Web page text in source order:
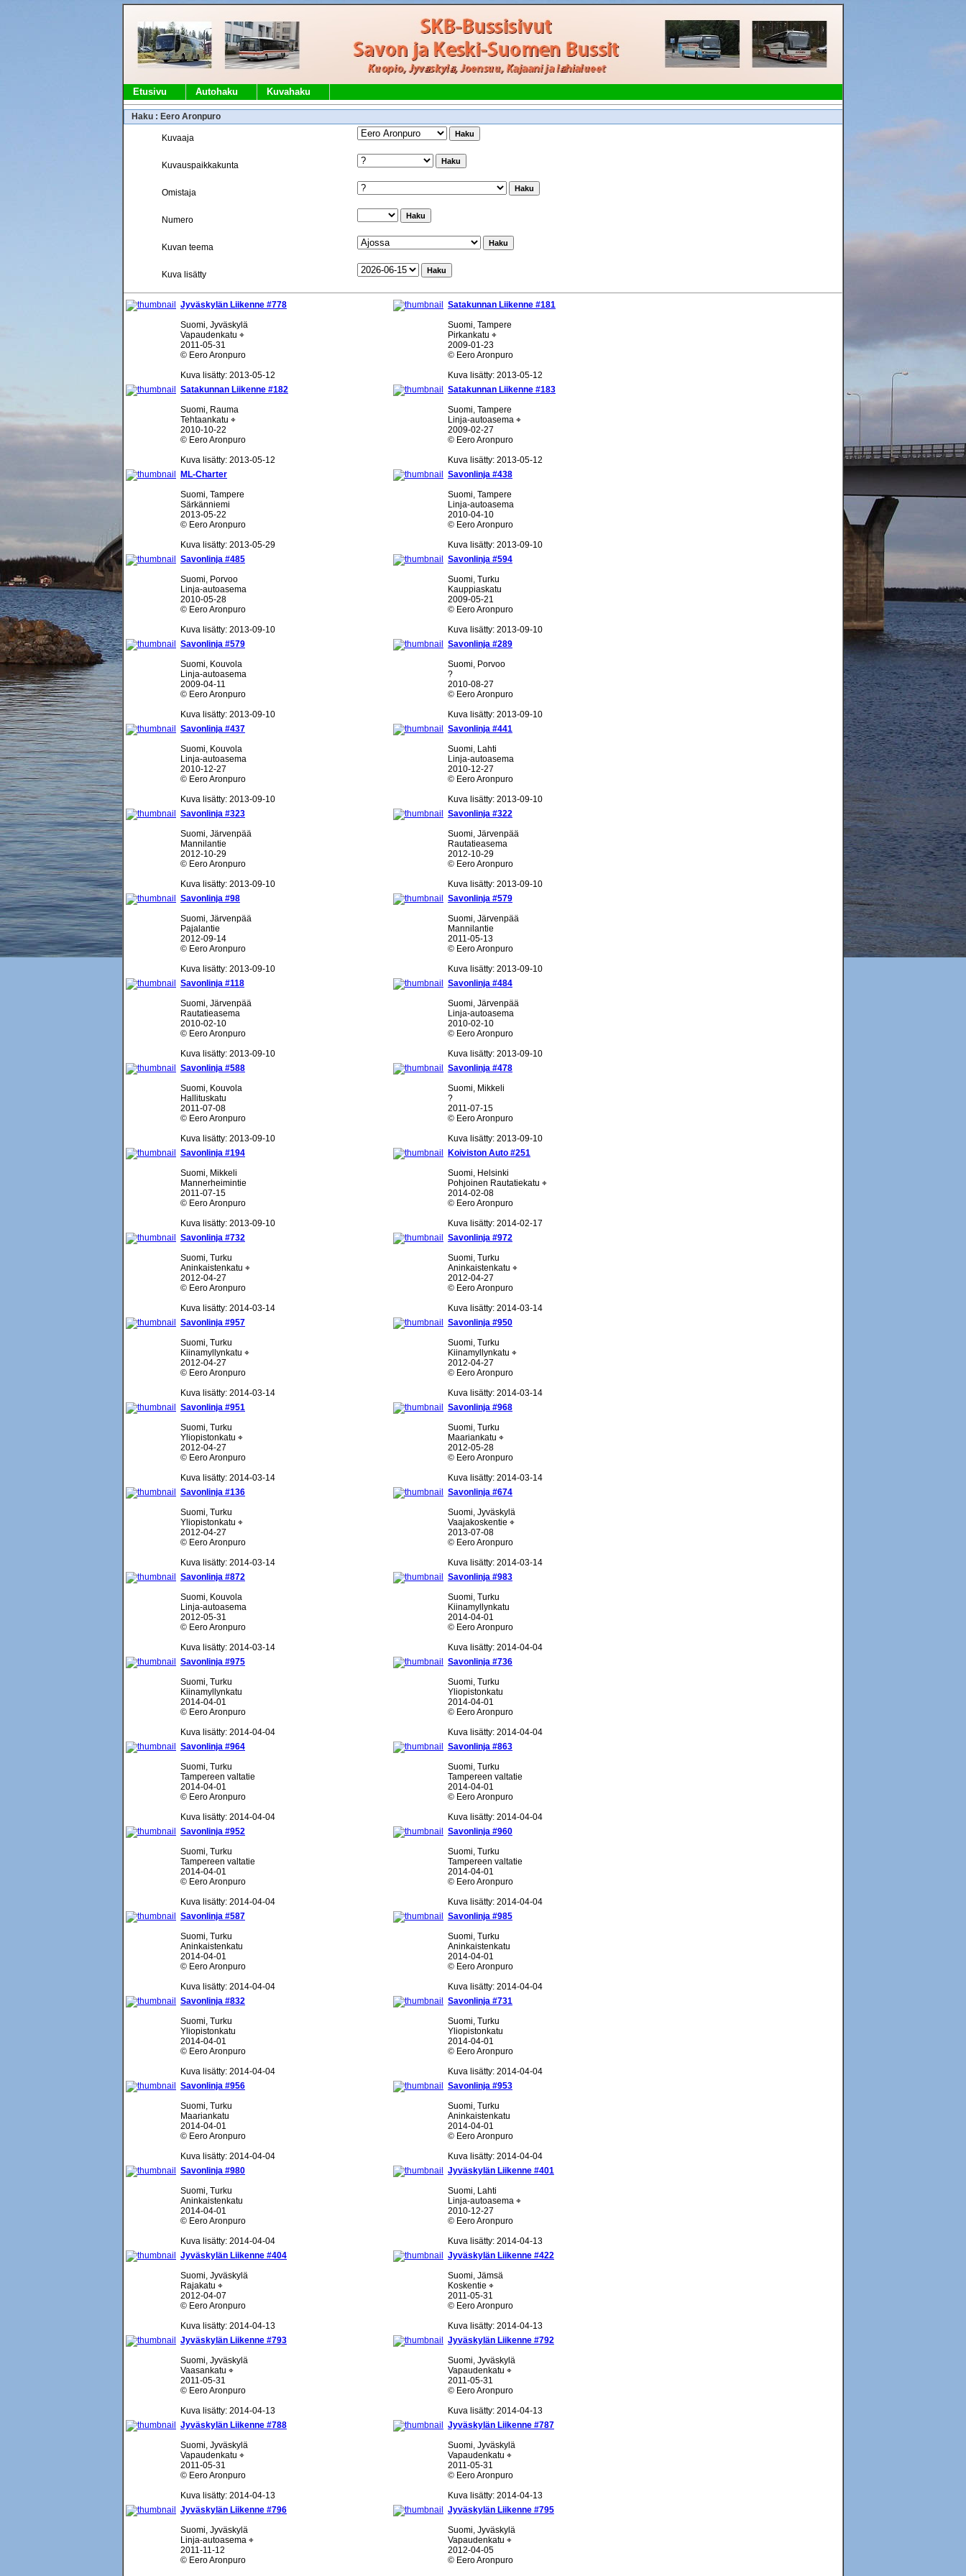
Etusivu Autohaku Kuvahaku
Haku : Eero Aronpuro
Kuvaaja
Kuvauspaikkakunta
Omistaja
Numero
Kuvan teema
Kuva lisätty
Jyväskylän Liikenne #778
Suomi, Jyväskylä
Vapaudenkatu ⌖
2011-05-31
© Eero Aronpuro
Kuva lisätty: 2013-05-12
Satakunnan Liikenne #181
Suomi, Tampere
Pirkankatu ⌖
2009-01-23
© Eero Aronpuro
Kuva lisätty: 2013-05-12
Satakunnan Liikenne #182
Suomi, Rauma
Tehtaankatu ⌖
2010-10-22
© Eero Aronpuro
Kuva lisätty: 2013-05-12
Satakunnan Liikenne #183
Suomi, Tampere
Linja-autoasema ⌖
2009-02-27
© Eero Aronpuro
Kuva lisätty: 2013-05-12
ML-Charter
Suomi, Tampere
Särkänniemi
2013-05-22
© Eero Aronpuro
Kuva lisätty: 2013-05-29
Savonlinja #438
Suomi, Tampere
Linja-autoasema
2010-04-10
© Eero Aronpuro
Kuva lisätty: 2013-09-10
Savonlinja #485
Suomi, Porvoo
Linja-autoasema
2010-05-28
© Eero Aronpuro
Kuva lisätty: 2013-09-10
Savonlinja #594
Suomi, Turku
Kauppiaskatu
2009-05-21
© Eero Aronpuro
Kuva lisätty: 2013-09-10
Savonlinja #579
Suomi, Kouvola
Linja-autoasema
2009-04-11
© Eero Aronpuro
Kuva lisätty: 2013-09-10
Savonlinja #289
Suomi, Porvoo
?
2010-08-27
© Eero Aronpuro
Kuva lisätty: 2013-09-10
Savonlinja #437
Suomi, Kouvola
Linja-autoasema
2010-12-27
© Eero Aronpuro
Kuva lisätty: 2013-09-10
Savonlinja #441
Suomi, Lahti
Linja-autoasema
2010-12-27
© Eero Aronpuro
Kuva lisätty: 2013-09-10
Savonlinja #323
Suomi, Järvenpää
Mannilantie
2012-10-29
© Eero Aronpuro
Kuva lisätty: 2013-09-10
Savonlinja #322
Suomi, Järvenpää
Rautatieasema
2012-10-29
© Eero Aronpuro
Kuva lisätty: 2013-09-10
Savonlinja #98
Suomi, Järvenpää
Pajalantie
2012-09-14
© Eero Aronpuro
Kuva lisätty: 2013-09-10
Savonlinja #579
Suomi, Järvenpää
Mannilantie
2011-05-13
© Eero Aronpuro
Kuva lisätty: 2013-09-10
Savonlinja #118
Suomi, Järvenpää
Rautatieasema
2010-02-10
© Eero Aronpuro
Kuva lisätty: 2013-09-10
Savonlinja #484
Suomi, Järvenpää
Linja-autoasema
2010-02-10
© Eero Aronpuro
Kuva lisätty: 2013-09-10
Savonlinja #588
Suomi, Kouvola
Hallituskatu
2011-07-08
© Eero Aronpuro
Kuva lisätty: 2013-09-10
Savonlinja #478
Suomi, Mikkeli
?
2011-07-15
© Eero Aronpuro
Kuva lisätty: 2013-09-10
Savonlinja #194
Suomi, Mikkeli
Mannerheimintie
2011-07-15
© Eero Aronpuro
Kuva lisätty: 2013-09-10
Koiviston Auto #251
Suomi, Helsinki
Pohjoinen Rautatiekatu ⌖
2014-02-08
© Eero Aronpuro
Kuva lisätty: 2014-02-17
Savonlinja #732
Suomi, Turku
Aninkaistenkatu ⌖
2012-04-27
© Eero Aronpuro
Kuva lisätty: 2014-03-14
Savonlinja #972
Suomi, Turku
Aninkaistenkatu ⌖
2012-04-27
© Eero Aronpuro
Kuva lisätty: 2014-03-14
Savonlinja #957
Suomi, Turku
Kiinamyllynkatu ⌖
2012-04-27
© Eero Aronpuro
Kuva lisätty: 2014-03-14
Savonlinja #950
Suomi, Turku
Kiinamyllynkatu ⌖
2012-04-27
© Eero Aronpuro
Kuva lisätty: 2014-03-14
Savonlinja #951
Suomi, Turku
Yliopistonkatu ⌖
2012-04-27
© Eero Aronpuro
Kuva lisätty: 2014-03-14
Savonlinja #968
Suomi, Turku
Maariankatu ⌖
2012-05-28
© Eero Aronpuro
Kuva lisätty: 2014-03-14
Savonlinja #136
Suomi, Turku
Yliopistonkatu ⌖
2012-04-27
© Eero Aronpuro
Kuva lisätty: 2014-03-14
Savonlinja #674
Suomi, Jyväskylä
Vaajakoskentie ⌖
2013-07-08
© Eero Aronpuro
Kuva lisätty: 2014-03-14
Savonlinja #872
Suomi, Kouvola
Linja-autoasema
2012-05-31
© Eero Aronpuro
Kuva lisätty: 2014-03-14
Savonlinja #983
Suomi, Turku
Kiinamyllynkatu
2014-04-01
© Eero Aronpuro
Kuva lisätty: 2014-04-04
Savonlinja #975
Suomi, Turku
Kiinamyllynkatu
2014-04-01
© Eero Aronpuro
Kuva lisätty: 2014-04-04
Savonlinja #736
Suomi, Turku
Yliopistonkatu
2014-04-01
© Eero Aronpuro
Kuva lisätty: 2014-04-04
Savonlinja #964
Suomi, Turku
Tampereen valtatie
2014-04-01
© Eero Aronpuro
Kuva lisätty: 2014-04-04
Savonlinja #863
Suomi, Turku
Tampereen valtatie
2014-04-01
© Eero Aronpuro
Kuva lisätty: 2014-04-04
Savonlinja #952
Suomi, Turku
Tampereen valtatie
2014-04-01
© Eero Aronpuro
Kuva lisätty: 2014-04-04
Savonlinja #960
Suomi, Turku
Tampereen valtatie
2014-04-01
© Eero Aronpuro
Kuva lisätty: 2014-04-04
Savonlinja #587
Suomi, Turku
Aninkaistenkatu
2014-04-01
© Eero Aronpuro
Kuva lisätty: 2014-04-04
Savonlinja #985
Suomi, Turku
Aninkaistenkatu
2014-04-01
© Eero Aronpuro
Kuva lisätty: 2014-04-04
Savonlinja #832
Suomi, Turku
Yliopistonkatu
2014-04-01
© Eero Aronpuro
Kuva lisätty: 2014-04-04
Savonlinja #731
Suomi, Turku
Yliopistonkatu
2014-04-01
© Eero Aronpuro
Kuva lisätty: 2014-04-04
Savonlinja #956
Suomi, Turku
Maariankatu
2014-04-01
© Eero Aronpuro
Kuva lisätty: 2014-04-04
Savonlinja #953
Suomi, Turku
Aninkaistenkatu
2014-04-01
© Eero Aronpuro
Kuva lisätty: 2014-04-04
Savonlinja #980
Suomi, Turku
Aninkaistenkatu
2014-04-01
© Eero Aronpuro
Kuva lisätty: 2014-04-04
Jyväskylän Liikenne #401
Suomi, Lahti
Linja-autoasema ⌖
2010-12-27
© Eero Aronpuro
Kuva lisätty: 2014-04-13
Jyväskylän Liikenne #404
Suomi, Jyväskylä
Rajakatu ⌖
2012-04-07
© Eero Aronpuro
Kuva lisätty: 2014-04-13
Jyväskylän Liikenne #422
Suomi, Jämsä
Koskentie ⌖
2011-05-31
© Eero Aronpuro
Kuva lisätty: 2014-04-13
Jyväskylän Liikenne #793
Suomi, Jyväskylä
Vaasankatu ⌖
2011-05-31
© Eero Aronpuro
Kuva lisätty: 2014-04-13
Jyväskylän Liikenne #792
Suomi, Jyväskylä
Vapaudenkatu ⌖
2011-05-31
© Eero Aronpuro
Kuva lisätty: 2014-04-13
Jyväskylän Liikenne #788
Suomi, Jyväskylä
Vapaudenkatu ⌖
2011-05-31
© Eero Aronpuro
Kuva lisätty: 2014-04-13
Jyväskylän Liikenne #787
Suomi, Jyväskylä
Vapaudenkatu ⌖
2011-05-31
© Eero Aronpuro
Kuva lisätty: 2014-04-13
Jyväskylän Liikenne #796
Suomi, Jyväskylä
Linja-autoasema ⌖
2011-11-12
© Eero Aronpuro
Jyväskylän Liikenne #795
Suomi, Jyväskylä
Vapaudenkatu ⌖
2012-04-05
© Eero Aronpuro